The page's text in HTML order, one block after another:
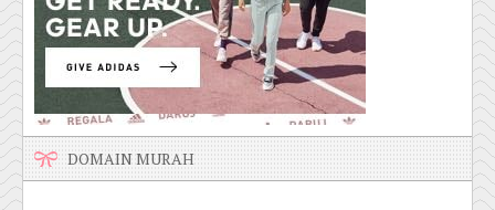
DOMAIN MURAH